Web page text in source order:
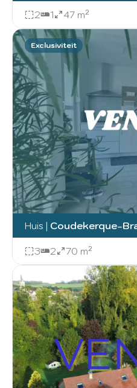
2 1 47 m²
Exclusiviteit
Huis | Coudekerque-
3 2 70 m²